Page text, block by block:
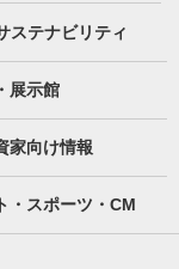
ステナビリティ
展示館
家向け情報
・スポーツ・CM